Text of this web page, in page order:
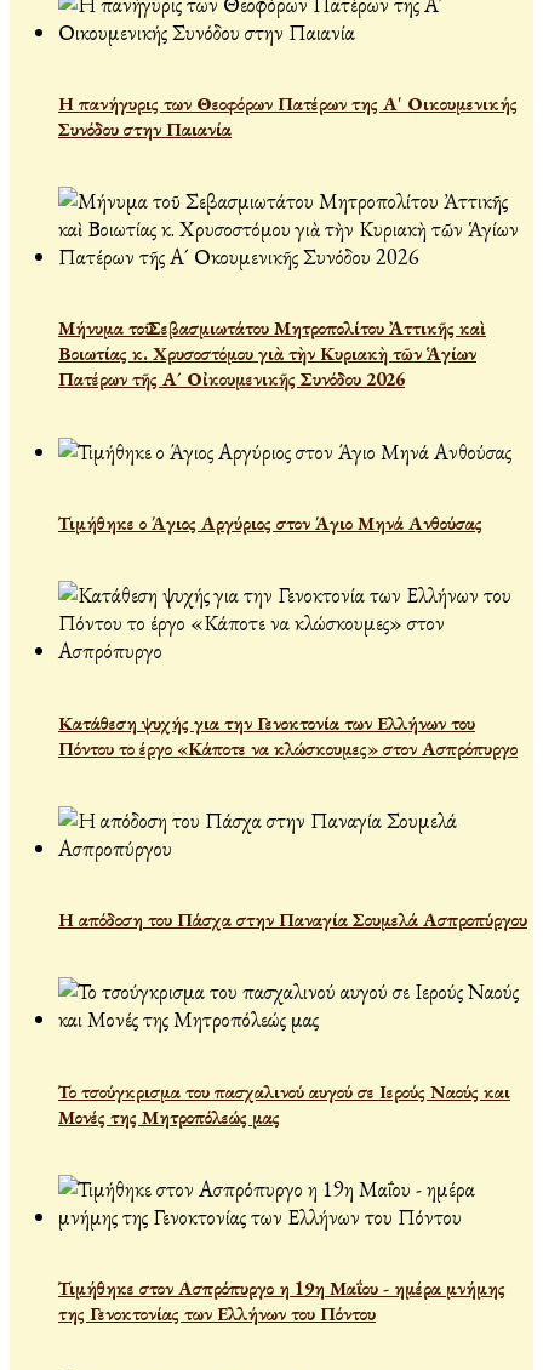
Η πανήγυρις των Θεοφόρων Πατέρων της Α' Οικουμενικής
Συνόδου στην Παιανία
Μήνυμα τοῦ Σεβασμιωτάτου Μητροπολίτου Ἀττικῆς καὶ
Βοιωτίας κ. Χρυσοστόμου γιὰ τὴν Κυριακὴ τῶν Ἁγίων
Πατέρων τῆς Α´ Οἰκουμενικῆς Συνόδου 2026
Τιμήθηκε ο Άγιος Αργύριος στον Άγιο Μηνά Ανθούσας
Κατάθεση ψυχής για την Γενοκτονία των Ελλήνων του
Πόντου το έργο «Κάποτε να κλώσκουμες» στον Ασπρόπυργο
Η απόδοση του Πάσχα στην Παναγία Σουμελά Ασπροπύργου
Το τσούγκρισμα του πασχαλινού αυγού σε Ιερούς Ναούς και
Μονές της Μητροπόλεώς μας
Τιμήθηκε στον Ασπρόπυργο η 19η Μαΐου - ημέρα μνήμης
της Γενοκτονίας των Ελλήνων του Πόντου